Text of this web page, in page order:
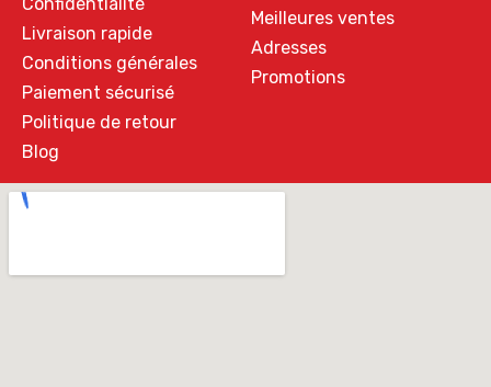
Livraison rapide
Conditions générales
Paiement sécurisé
Politique de retour
Blog
Meilleures ventes
Adresses
Promotions